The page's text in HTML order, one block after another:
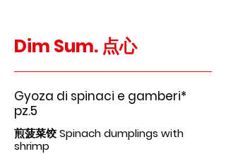
Dim Sum. 点心
Gyoza di spinaci e gamberi*
pz.5
煎菠菜饺 Spinach dumplings with
shrimp